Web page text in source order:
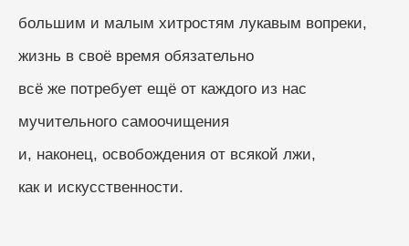
большим и малым хитростям лукавым вопреки,
жизнь в своё время обязательно
всё же потребует ещё от каждого из нас
мучительного самоочищения
и, наконец, освобождения от всякой лжи,
как и искусственности.